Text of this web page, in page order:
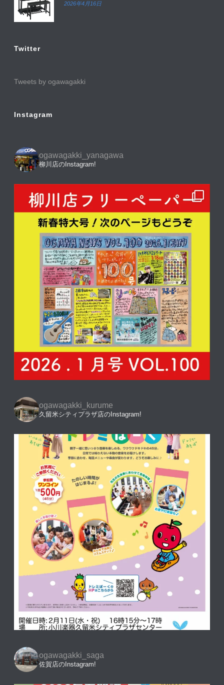
2026年4月16日
Twitter
Tweets by ogawagakki
Instagram
ogawagakki_yanagawa
柳川店のInstagram!
ogawagakki_kurume
久留米シティプラザ店のInstagram!
ogawagakki_saga
佐賀店のInstagram!